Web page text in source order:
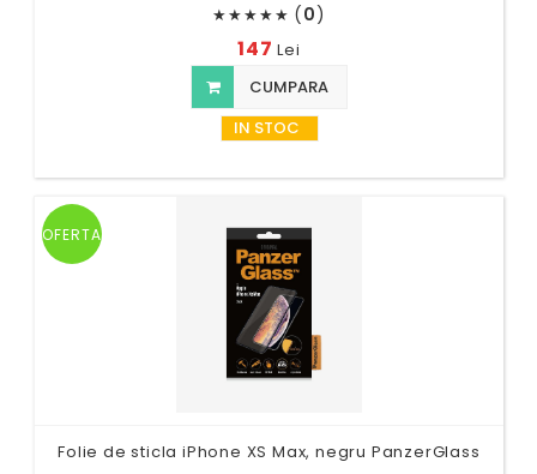
★★★★★ (0)
147Lei
CUMPARA
IN STOC
OFERTA
Folie de sticla iPhone XS Max, negru PanzerGlass